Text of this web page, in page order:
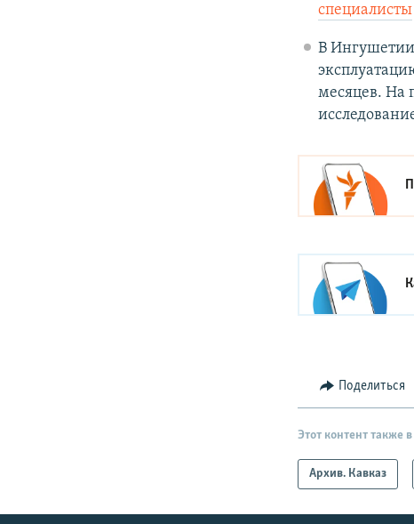
специалисты
В
месяцев. На
Поделиться
Этот контент также
Архив. Кавказ